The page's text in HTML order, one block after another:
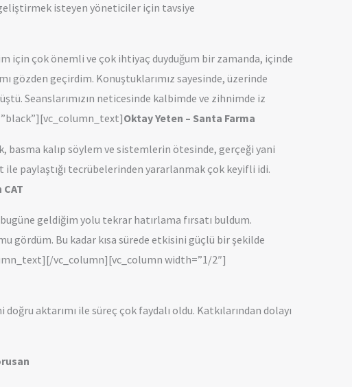
isteyen yöneticiler için tavsiye
için çok önemli ve çok ihtiyaç duyduğum bir zamanda, içinde
gözden geçirdim. Konuştuklarımız sayesinde, üzerinde
Seanslarımızın neticesinde kalbimde ve zihnimde iz
Oktay Yeten – Santa Farma
basma kalıp söylem ve sistemlerin ötesinde, gerçeği yani
ile paylaştığı tecrübelerinden yararlanmak çok keyifli idi.
geldiğim yolu tekrar hatırlama fırsatı buldum.
gördüm. Bu kadar kısa sürede etkisini güçlü bir şekilde
vc_column][vc_column width=”1/2″]
aktarımı ile süreç çok faydalı oldu. Katkılarından dolayı